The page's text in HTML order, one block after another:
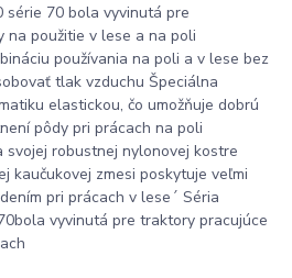
70 bola vyvinutá pre
použitie v lese a na poli
používania na poli a v lese bez
tlak vzduchu Špeciálna
elastickou, čo umožňuje dobrú
pôdy pri prácach na poli
svojej robustnej nylonovej kostre
kaučukovej zmesi poskytuje veľmi
pri prácach v lese´ Séria
vyvinutá pre traktory pracujúce